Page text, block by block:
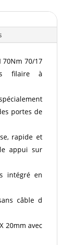
70Nm 70/17
filaire à
portes de
rapide et
appui sur
intégré en
câble d
20mm avec